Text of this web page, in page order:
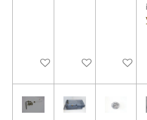
Bei VerfügbarkeitIn den Warenkorb
In den